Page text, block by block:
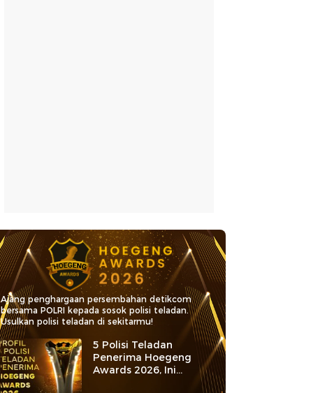
Ajang penghargaan persembahan detikcom
bersama POLRI kepada sosok polisi teladan.
Usulkan polisi teladan di sekitarmu!
5 Polisi Teladan
Penerima Hoegeng
Awards 2026, Ini
Kategori dan Kiprahnya